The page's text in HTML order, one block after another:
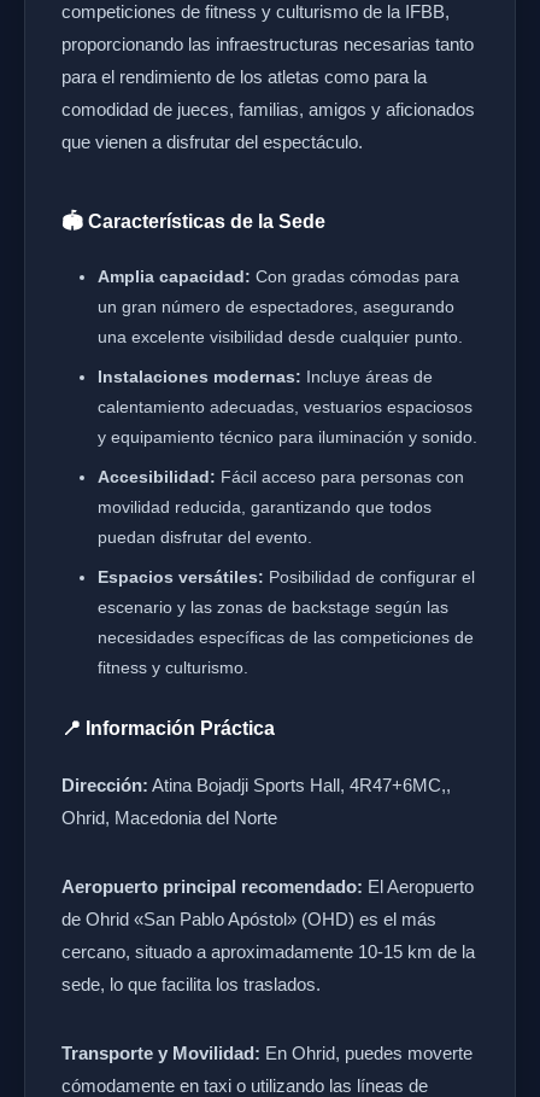
competiciones de fitness y culturismo de la IFBB,
proporcionando las infraestructuras necesarias tanto
para el rendimiento de los atletas como para la
comodidad de jueces, familias, amigos y aficionados
que vienen a disfrutar del espectáculo.
🏟️ Características de la Sede
Amplia capacidad: Con gradas cómodas para
un gran número de espectadores, asegurando
una excelente visibilidad desde cualquier punto.
Instalaciones modernas: Incluye áreas de
calentamiento adecuadas, vestuarios espaciosos
y equipamiento técnico para iluminación y sonido.
Accesibilidad: Fácil acceso para personas con
movilidad reducida, garantizando que todos
puedan disfrutar del evento.
Espacios versátiles: Posibilidad de configurar el
escenario y las zonas de backstage según las
necesidades específicas de las competiciones de
fitness y culturismo.
📍 Información Práctica
Dirección: Atina Bojadji Sports Hall, 4R47+6MC,,
Ohrid, Macedonia del Norte
Aeropuerto principal recomendado: El Aeropuerto
de Ohrid «San Pablo Apóstol» (OHD) es el más
cercano, situado a aproximadamente 10-15 km de la
sede, lo que facilita los traslados.
Transporte y Movilidad: En Ohrid, puedes moverte
cómodamente en taxi o utilizando las líneas de